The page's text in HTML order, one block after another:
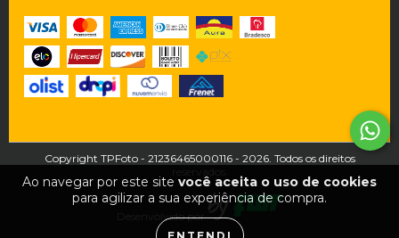
Ao navegar por este site você aceita o uso de cookies
para agilizar a sua experiência de compra.
Copyright TPFoto - 21236465000116 - 2026. Todos os direitos
Desenvolvido por